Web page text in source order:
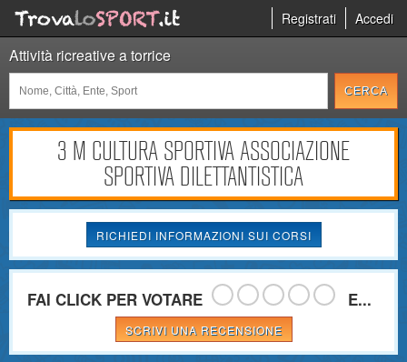
Registrati Accedi
Attività ricreative a torrice
3 M CULTURA SPORTIVA ASSOCIAZIONE
SPORTIVA DILETTANTISTICA
RICHIEDI INFORMAZIONI SUI CORSI
FAI CLICK PER VOTARE E...
SCRIVI UNA RECENSIONE